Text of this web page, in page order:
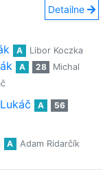
Detailne
A
Libor Koczka
A 28
Michal
A
56
A
Adam Ridarčík